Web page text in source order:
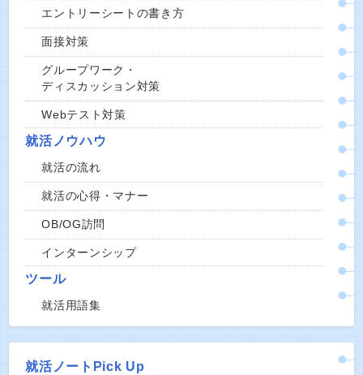
エントリーシートの書き方
面接対策
グループワーク・
ディスカッション対策
Webテスト対策
就活ノウハウ
就活の流れ
就活の心得・マナー
OB/OG訪問
インターンシップ
ツール
就活用語集
就活ノートPick Up